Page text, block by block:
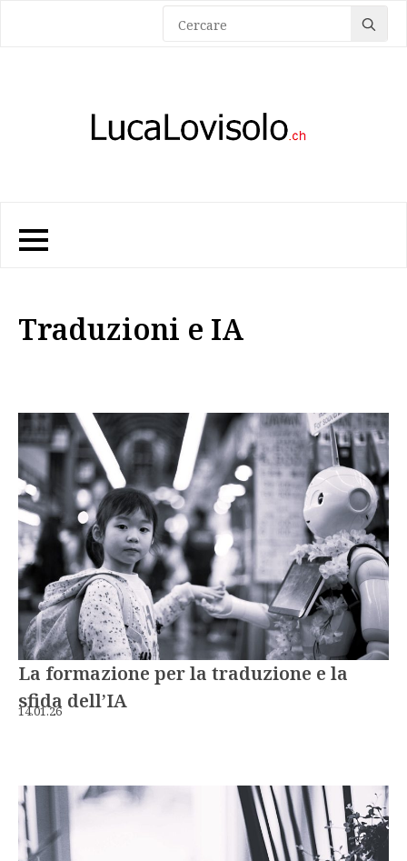
for:
Traduzioni e IA
La formazione per la traduzione e la
sfida dell’IA
14.01.26